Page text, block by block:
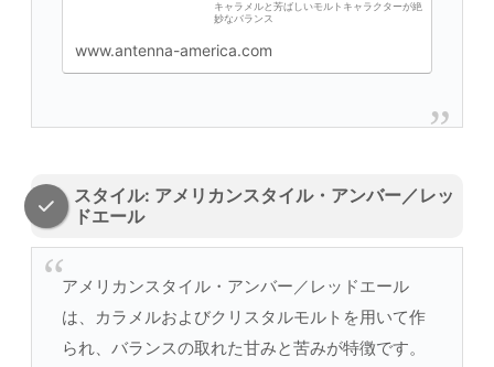
キャラメルと芳ばしいモルトキャラクターが絶
妙なバランス
www.antenna-america.com
スタイル: アメリカンスタイル・アンバー／レッ
ドエール
アメリカンスタイル・アンバー／レッドエール
は、カラメルおよびクリスタルモルトを用いて作
られ、バランスの取れた甘みと苦みが特徴です。